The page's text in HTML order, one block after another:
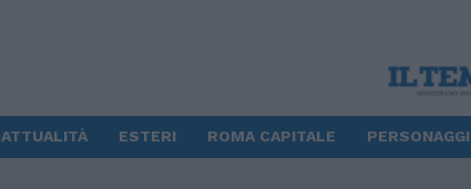
ATTUALITÀ ESTERI ROMA CAPITALE PERSONAGGI